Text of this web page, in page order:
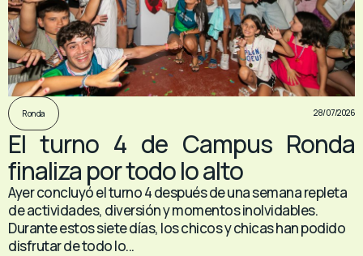
Ronda 28/07/2026
El turno 4 de Campus Ronda
finaliza por todo lo alto
Ayer concluyó el turno 4 después de una semana repleta
de actividades, diversión y momentos inolvidables.
Durante estos siete días, los chicos y chicas han podido
disfrutar de todo lo...